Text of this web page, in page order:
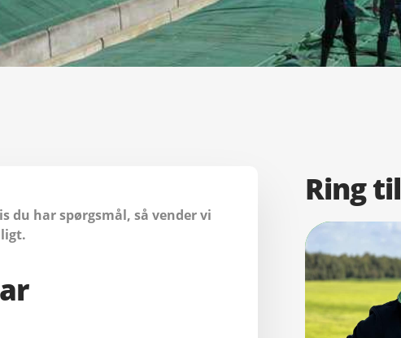
du har spørgsmål, så vender vi
Ring